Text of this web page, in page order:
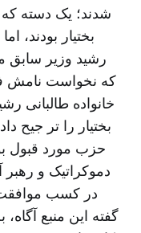
شدند؛ یک دسته
بختیار بودند،
رشید وزیر سابق
که نخواست نامش
خانواده طالبانی
بختیار را تر جیح
حزب مورد قبول
دموکراتیک و رهبر
در کسب
گفته این منبع